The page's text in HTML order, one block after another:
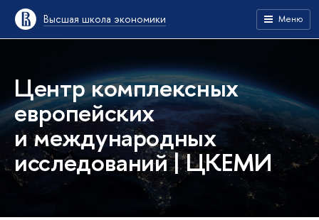
Высшая школа экономики Меню
Центр комплексных
европейских
и международных
исследований | ЦКЕМИ